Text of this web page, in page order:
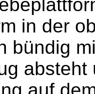
in der
bündig